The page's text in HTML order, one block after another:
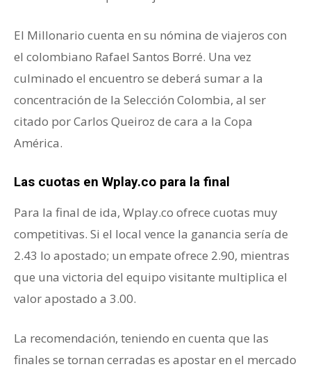
El Millonario cuenta en su nómina de viajeros con
el colombiano Rafael Santos Borré. Una vez
culminado el encuentro se deberá sumar a la
concentración de la Selección Colombia, al ser
citado por Carlos Queiroz de cara a la Copa
América.
Las cuotas en Wplay.co para la final
Para la final de ida, Wplay.co ofrece cuotas muy
competitivas. Si el local vence la ganancia sería de
2.43 lo apostado; un empate ofrece 2.90, mientras
que una victoria del equipo visitante multiplica el
valor apostado a 3.00.
La recomendación, teniendo en cuenta que las
finales se tornan cerradas es apostar en el mercado